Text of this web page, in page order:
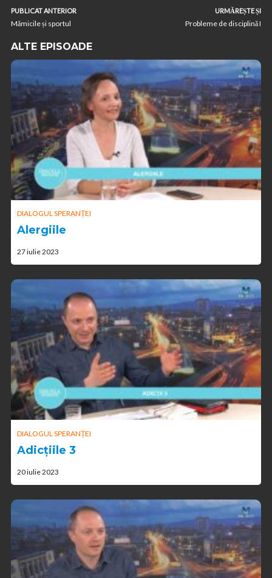
PUBLICAT ANTERIOR
Mămicile și sportul
URMĂREȘTE ȘI
Probleme de disciplină I
ALTE EPISOADE
DIALOGUL SPERANȚEI
Alergiile
27 iulie 2023
DIALOGUL SPERANȚEI
Adicțiile 3
20 iulie 2023